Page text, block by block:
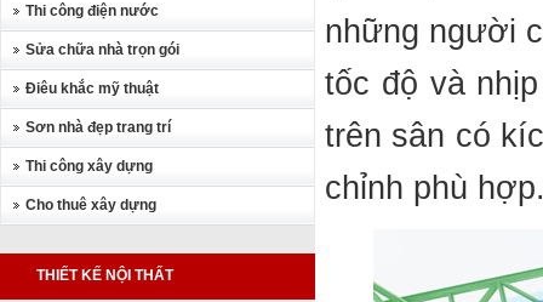
Thi công điện nước
Sửa chữa nhà trọn gói
Điêu khắc mỹ thuật
Sơn nhà đẹp trang trí
Thi công xây dựng
Cho thuê xây dựng
THIẾT KẾ NỘI THẤT
những người
tốc độ và
trên sân có
chỉnh phù